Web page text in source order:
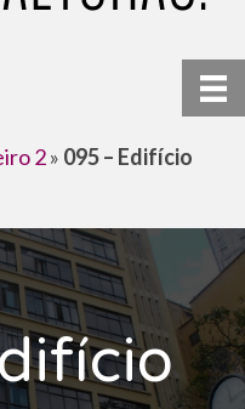
2» 095 – Edifício